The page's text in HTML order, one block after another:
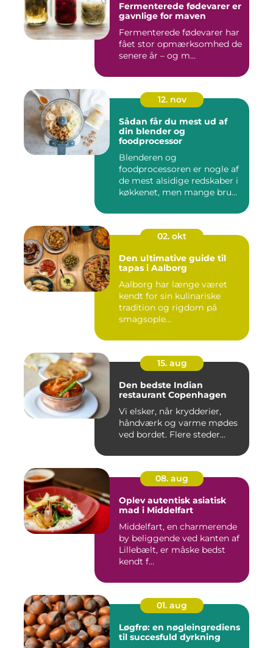
Fermenterede fødevarer er
gavnlige for maven
Fermenterede fødevarer har
fået stor opmærksomhed de
senere år – og m...
12. nov
Sådan får du mest ud af
din blender og
foodprocessor
Blenderen og
foodprocessoren er nogle af
de mest alsidige redskaber i
køkkenet, men mange bru...
02. okt
Den ultimative guide til
tapas i Aalborg
Aalborg har længe været
kendt for sin kulinariske
tradition og rigdom på
smagsople...
15. aug
Den bedste Indian
restaurant Copenhagen
Vi elsker, når krydderier,
håndværk og varme mødes
ved bordet. Flere steder...
08. aug
Oplev autentisk asiatisk
mad i Middelfart
Middelfart, en charmerende
by beliggende ved kanten af
Lillebælt, er måske bedst
kendt f...
01. aug
Løgfrø: en nøgleingrediens
til succesfuld dyrkning